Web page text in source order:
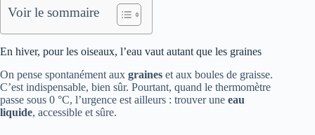
Voir le sommaire
En hiver, pour les oiseaux, l’eau vaut autant que les graines
On pense spontanément aux graines et aux boules de graisse.
C’est indispensable, bien sûr. Pourtant, quand le thermomètre
passe sous 0 °C, l’urgence est ailleurs : trouver une eau
liquide, accessible et sûre.